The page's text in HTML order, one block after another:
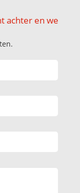
achter en we